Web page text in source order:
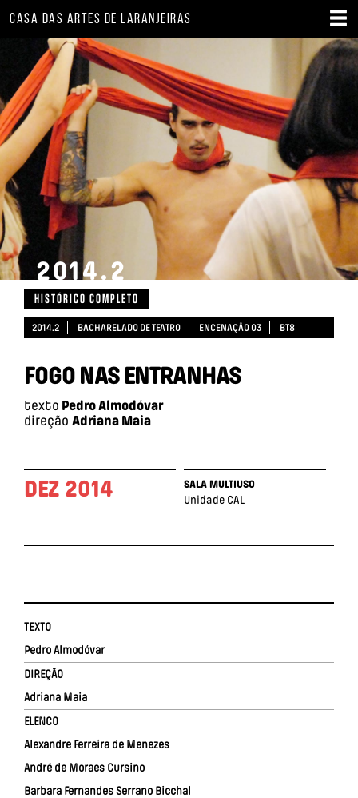
CASA DAS ARTES DE LARANJEIRAS
2014.2
HISTÓRICO COMPLETO
2014.2 BACHARELADO DE TEATRO ENCENAÇÃO 03 BT8
FOGO NAS ENTRANHAS
texto Pedro Almodóvar
direção Adriana Maia
DEZ 2014
SALA MULTIUSO
Unidade CAL
TEXTO
Pedro Almodóvar
DIREÇÃO
Adriana Maia
ELENCO
Alexandre Ferreira de Menezes
André de Moraes Cursino
Barbara Fernandes Serrano Bicchal